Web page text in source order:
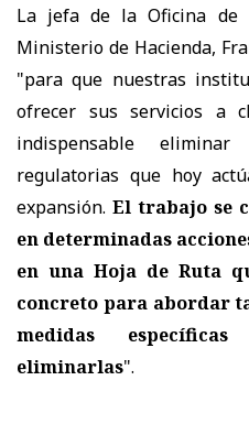
La jefa de la Oficina de
Ministerio de Hacienda,
"para que nuestras
ofrecer sus servicios a
indispensable
regulatorias que hoy
expansión. El trabajo se
en determinadas
en una Hoja de Ruta
concreto para abordar
medidas
eliminarlas".